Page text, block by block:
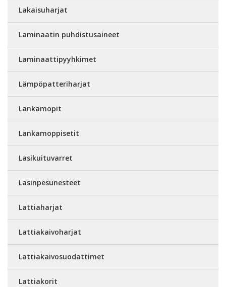
Lakaisuharjat
Laminaatin puhdistusaineet
Laminaattipyyhkimet
Lämpöpatteriharjat
Lankamopit
Lankamoppisetit
Lasikuituvarret
Lasinpesunesteet
Lattiaharjat
Lattiakaivoharjat
Lattiakaivosuodattimet
Lattiakorit